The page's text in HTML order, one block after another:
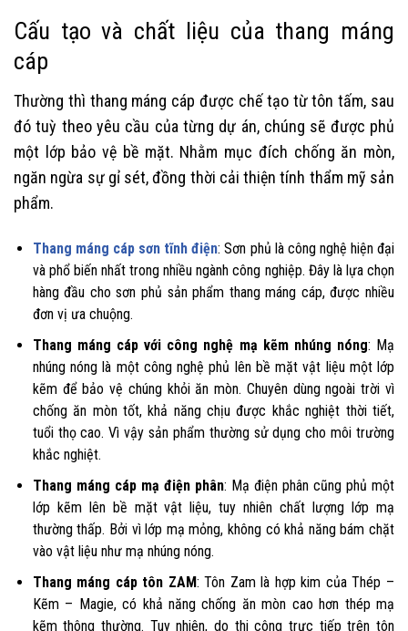
Cấu tạo và chất liệu của thang máng
cáp
Thường thì thang máng cáp được chế tạo từ tôn tấm, sau
đó tuỳ theo yêu cầu của từng dự án, chúng sẽ được phủ
một lớp bảo vệ bề mặt. Nhằm mục đích chống ăn mòn,
ngăn ngừa sự gỉ sét, đồng thời cải thiện tính thẩm mỹ sản
phẩm.
Thang máng cáp sơn tĩnh điện: Sơn phủ là công nghệ hiện đại
và phổ biến nhất trong nhiều ngành công nghiệp. Đây là lựa chọn
hàng đầu cho sơn phủ sản phẩm thang máng cáp, được nhiều
đơn vị ưa chuộng.
Thang máng cáp với công nghệ mạ kẽm nhúng nóng: Mạ
nhúng nóng là một công nghệ phủ lên bề mặt vật liệu một lớp
kẽm để bảo vệ chúng khỏi ăn mòn. Chuyên dùng ngoài trời vì
chống ăn mòn tốt, khả năng chịu được khắc nghiệt thời tiết,
tuổi thọ cao. Vì vậy sản phẩm thường sử dụng cho môi trường
khắc nghiệt.
Thang máng cáp mạ điện phân: Mạ điện phân cũng phủ một
lớp kẽm lên bề mặt vật liệu, tuy nhiên chất lượng lớp mạ
thường thấp. Bởi vì lớp mạ mỏng, không có khả năng bám chặt
vào vật liệu như mạ nhúng nóng.
Thang máng cáp tôn ZAM: Tôn Zam là hợp kim của Thép –
Kẽm – Magie, có khả năng chống ăn mòn cao hơn thép mạ
kẽm thông thường. Tuy nhiên, do thi công trực tiếp trên tôn